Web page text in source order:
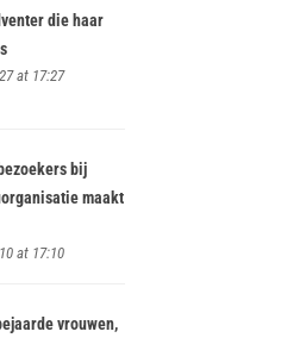
die haar
at 17:27
bij
maakt
at 17:10
vrouwen,